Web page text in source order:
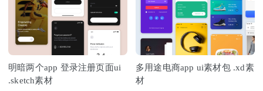
明暗两个app 登录注册页面ui
.sketch素材
多用途电商app ui素材包 .xd素
材